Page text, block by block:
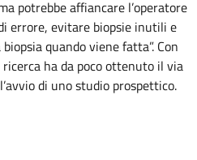
potrebbe affiancare l’operatore
errore, evitare biopsie inutili e
quando viene fatta”. Con
ha da poco ottenuto il via
di uno studio prospettico.